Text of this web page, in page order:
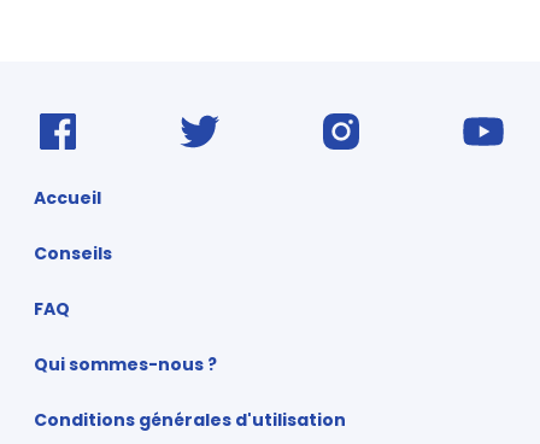
Accueil
Conseils
FAQ
Qui sommes-nous ?
Conditions générales d'utilisation